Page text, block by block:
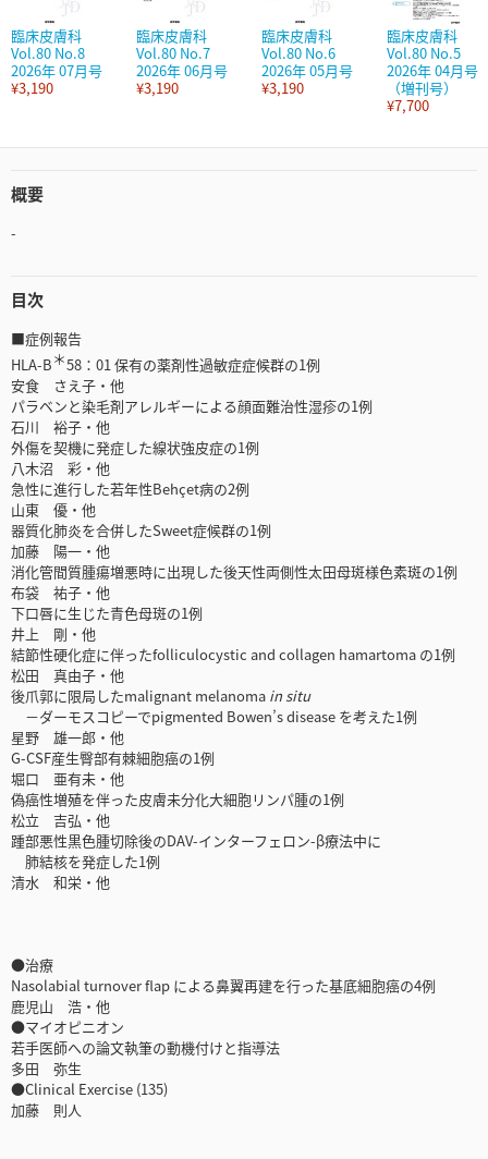
臨床皮膚科
Vol.80 No.8
2026年 07月号
¥3,190
臨床皮膚科
Vol.80 No.7
2026年 06月号
¥3,190
臨床皮膚科
Vol.80 No.6
2026年 05月号
¥3,190
臨床皮膚科
Vol.80 No.5
2026年 04月号
（増刊号）
¥7,700
概要
-
目次
■症例報告
HLA-B＊58：01 保有の薬剤性過敏症症候群の1例
安食 さえ子・他
パラベンと染毛剤アレルギーによる顔面難治性湿疹の1例
石川 裕子・他
外傷を契機に発症した線状強皮症の1例
八木沼 彩・他
急性に進行した若年性Behçet病の2例
山東 優・他
器質化肺炎を合併したSweet症候群の1例
加藤 陽一・他
消化管間質腫瘍増悪時に出現した後天性両側性太田母斑様色素斑の1例
布袋 祐子・他
下口唇に生じた青色母斑の1例
井上 剛・他
結節性硬化症に伴ったfolliculocystic and collagen hamartoma の1例
松田 真由子・他
後爪郭に限局したmalignant melanoma in situ
－ダーモスコピーでpigmented Bowen’s disease を考えた1例
星野 雄一郎・他
G-CSF産生臀部有棘細胞癌の1例
堀口 亜有未・他
偽癌性増殖を伴った皮膚未分化大細胞リンパ腫の1例
松立 吉弘・他
踵部悪性黒色腫切除後のDAV-インターフェロン-β療法中に
肺結核を発症した1例
清水 和栄・他
●治療
Nasolabial turnover flap による鼻翼再建を行った基底細胞癌の4例
鹿児山 浩・他
●マイオピニオン
若手医師への論文執筆の動機付けと指導法
多田 弥生
●Clinical Exercise (135)
加藤 則人